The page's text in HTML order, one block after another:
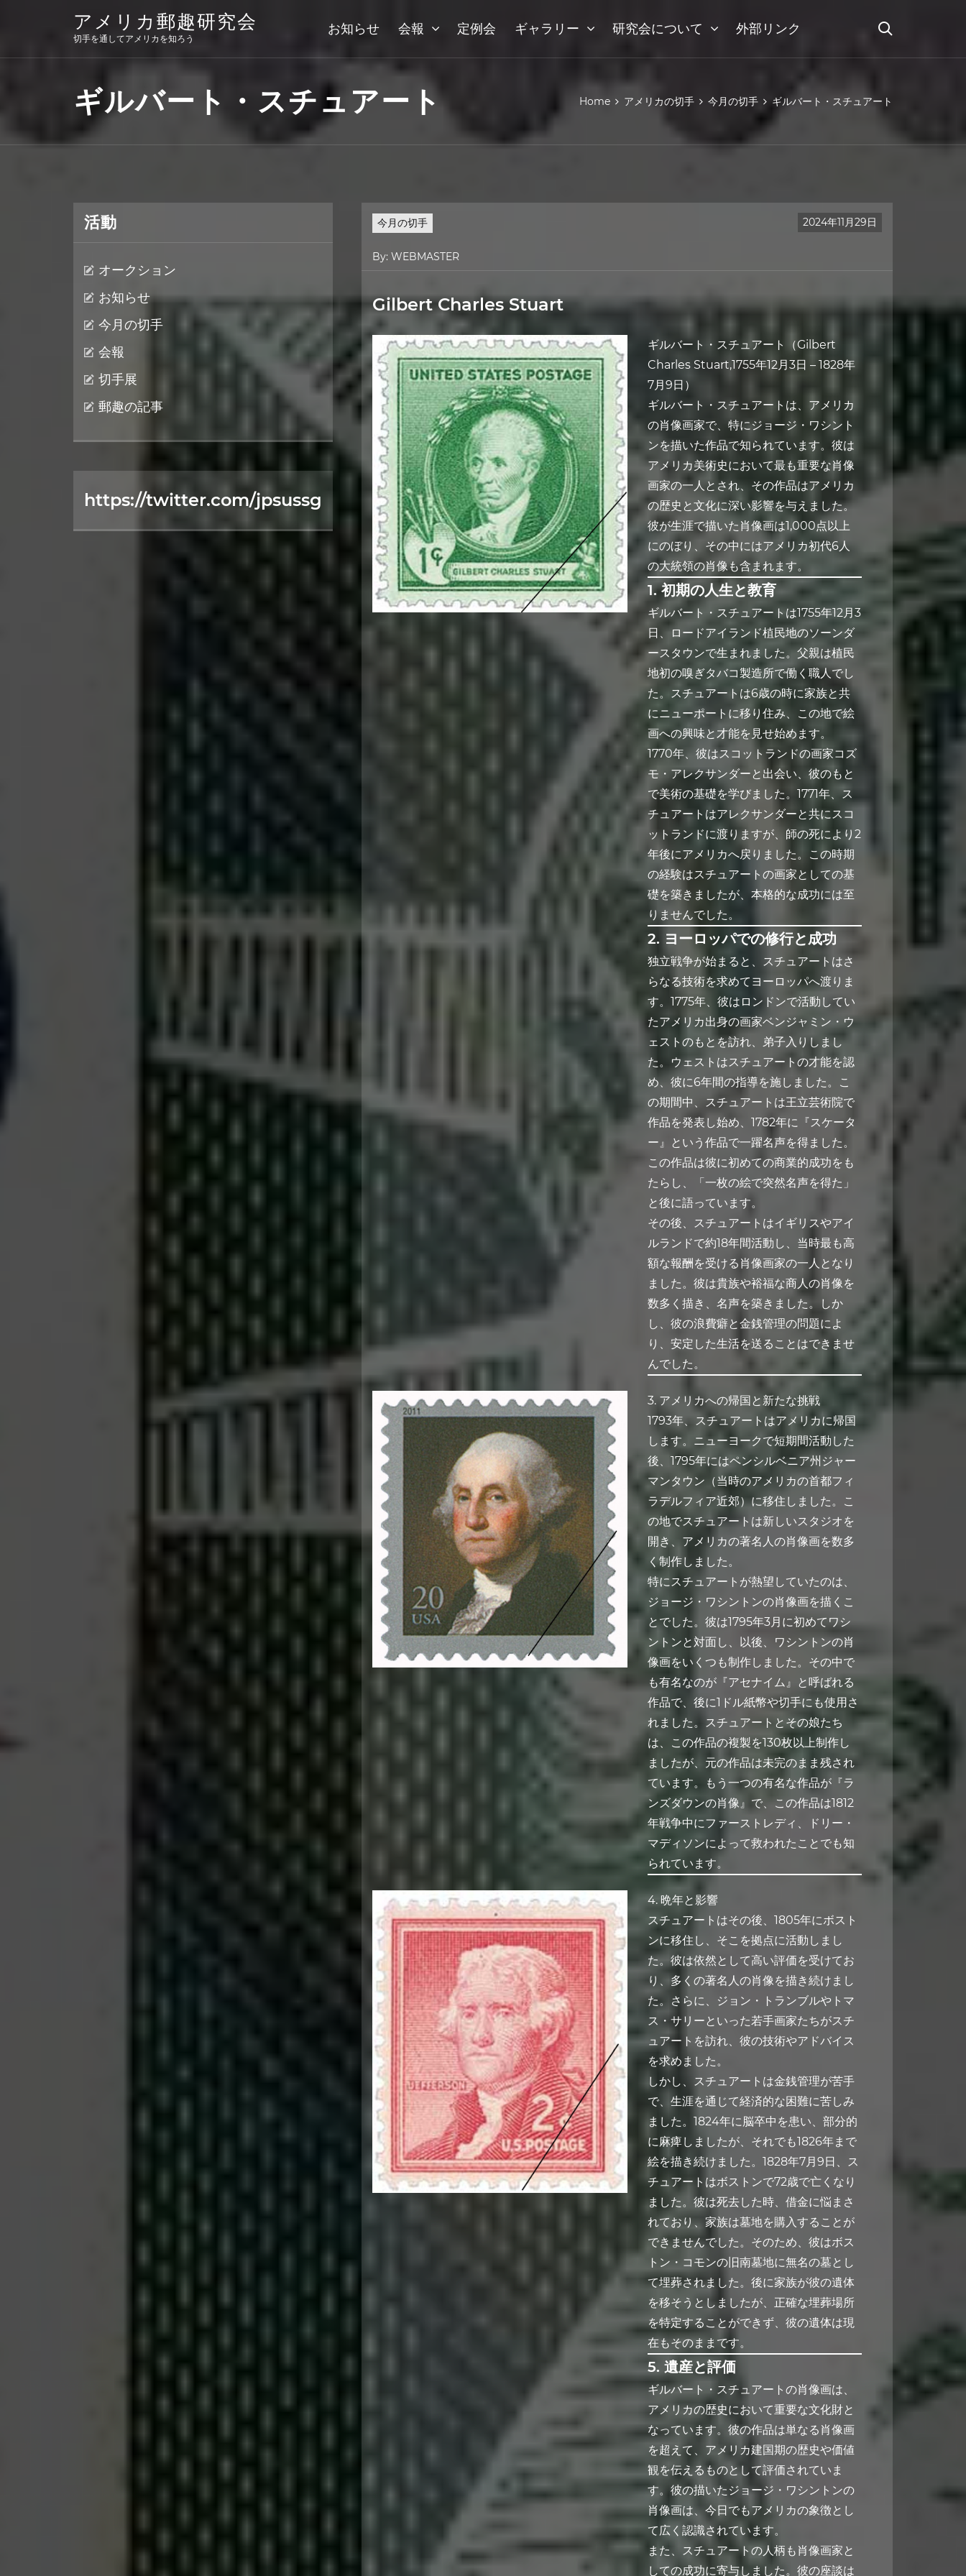
アメリカ郵趣研究会
切手を通してアメリカを知ろう
お知らせ 会報 定例会 ギャラリー 研究会について 外部リンク
ギルバート・スチュアート Home アメリカの切手 今月の切手 ギルバート・スチュアート
今月の切手 2024年11月29日
By: WEBMASTER
Gilbert Charles Stuart
ギルバート・スチュアート（Gilbert
Charles Stuart,1755年12月3日 – 1828年
7月9日）
ギルバート・スチュアートは、アメリカ
の肖像画家で、特にジョージ・ワシント
ンを描いた作品で知られています。彼は
アメリカ美術史において最も重要な肖像
画家の一人とされ、その作品はアメリカ
の歴史と文化に深い影響を与えました。
彼が生涯で描いた肖像画は1,000点以上
にのぼり、その中にはアメリカ初代6人
の大統領の肖像も含まれます。
1. 初期の人生と教育
ギルバート・スチュアートは1755年12月3
日、ロードアイランド植民地のソーンダ
ースタウンで生まれました。父親は植民
地初の嗅ぎタバコ製造所で働く職人でし
た。スチュアートは6歳の時に家族と共
にニューポートに移り住み、この地で絵
画への興味と才能を見せ始めます。
1770年、彼はスコットランドの画家コズ
モ・アレクサンダーと出会い、彼のもと
で美術の基礎を学びました。1771年、ス
チュアートはアレクサンダーと共にスコ
ットランドに渡りますが、師の死により2
年後にアメリカへ戻りました。この時期
の経験はスチュアートの画家としての基
礎を築きましたが、本格的な成功には至
りませんでした。
2. ヨーロッパでの修行と成功
独立戦争が始まると、スチュアートはさ
らなる技術を求めてヨーロッパへ渡りま
す。1775年、彼はロンドンで活動してい
たアメリカ出身の画家ベンジャミン・ウ
ェストのもとを訪れ、弟子入りしまし
た。ウェストはスチュアートの才能を認
め、彼に6年間の指導を施しました。こ
の期間中、スチュアートは王立芸術院で
作品を発表し始め、1782年に『スケータ
ー』という作品で一躍名声を得ました。
この作品は彼に初めての商業的成功をも
たらし、「一枚の絵で突然名声を得た」
と後に語っています。
その後、スチュアートはイギリスやアイ
ルランドで約18年間活動し、当時最も高
額な報酬を受ける肖像画家の一人となり
ました。彼は貴族や裕福な商人の肖像を
数多く描き、名声を築きました。しか
し、彼の浪費癖と金銭管理の問題によ
り、安定した生活を送ることはできませ
んでした。
3. アメリカへの帰国と新たな挑戦
1793年、スチュアートはアメリカに帰国
します。ニューヨークで短期間活動した
後、1795年にはペンシルベニア州ジャー
マンタウン（当時のアメリカの首都フィ
ラデルフィア近郊）に移住しました。こ
の地でスチュアートは新しいスタジオを
開き、アメリカの著名人の肖像画を数多
く制作しました。
特にスチュアートが熱望していたのは、
ジョージ・ワシントンの肖像画を描くこ
とでした。彼は1795年3月に初めてワシ
ントンと対面し、以後、ワシントンの肖
像画をいくつも制作しました。その中で
も有名なのが『アセナイム』と呼ばれる
作品で、後に1ドル紙幣や切手にも使用さ
れました。スチュアートとその娘たち
は、この作品の複製を130枚以上制作し
ましたが、元の作品は未完のまま残され
ています。もう一つの有名な作品が『ラ
ンズダウンの肖像』で、この作品は1812
年戦争中にファーストレディ、ドリー・
マディソンによって救われたことでも知
られています。
4. 晩年と影響
スチュアートはその後、1805年にボスト
ンに移住し、そこを拠点に活動しまし
た。彼は依然として高い評価を受けてお
り、多くの著名人の肖像を描き続けまし
た。さらに、ジョン・トランブルやトマ
ス・サリーといった若手画家たちがスチ
ュアートを訪れ、彼の技術やアドバイス
を求めました。
しかし、スチュアートは金銭管理が苦手
で、生涯を通じて経済的な困難に苦しみ
ました。1824年に脳卒中を患い、部分的
に麻痺しましたが、それでも1826年まで
絵を描き続けました。1828年7月9日、ス
チュアートはボストンで72歳で亡くなり
ました。彼は死去した時、借金に悩まさ
れており、家族は墓地を購入することが
できませんでした。そのため、彼はボス
トン・コモンの旧南墓地に無名の墓とし
て埋葬されました。後に家族が彼の遺体
を移そうとしましたが、正確な埋葬場所
を特定することができず、彼の遺体は現
在もそのままです。
5. 遺産と評価
ギルバート・スチュアートの肖像画は、
アメリカの歴史において重要な文化財と
なっています。彼の作品は単なる肖像画
を超えて、アメリカ建国期の歴史や価値
観を伝えるものとして評価されていま
す。彼の描いたジョージ・ワシントンの
肖像画は、今日でもアメリカの象徴とし
て広く認識されています。
また、スチュアートの人柄も肖像画家と
しての成功に寄与しました。彼の座談は
活動
オークション
お知らせ
今月の切手
会報
切手展
郵趣の記事
https://twitter.com/jpsussg